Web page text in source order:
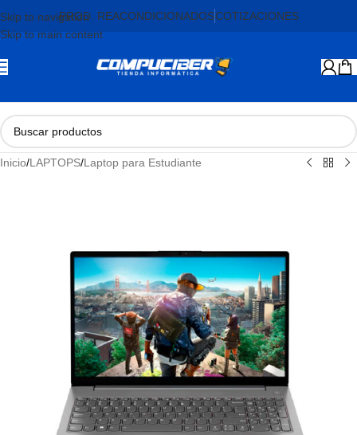
Skip to navigation
Skip to main content
PROD. REACONDICIONADOSCOTIZACIONES
Inicio/LAPTOPS/Laptop para Estudiante